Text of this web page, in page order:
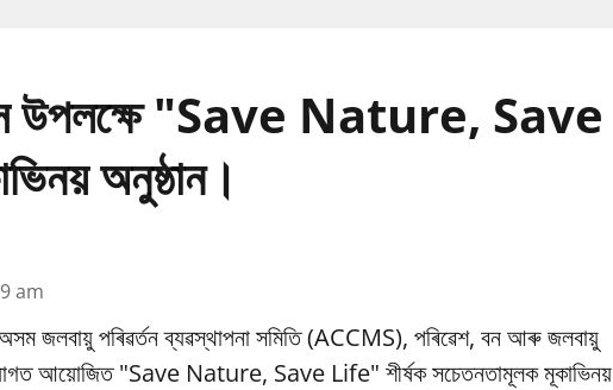
উপলক্ষে "Save Nature, Save
অনুষ্ঠান।
am
জলবায়ু পৰিৱর্তন ব্যৱস্থাপনা সমিতি (ACCMS), পৰিৱেশ, বন আৰু জলবায়ু
আয়োজিত "Save Nature, Save Life" শীৰ্ষক সচেতনতামূলক মূকাভিনয়